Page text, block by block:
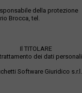
della protezione
Brocca, tel.
Il TITOLARE
dei dati personali
Software Giuridico s.r.l.